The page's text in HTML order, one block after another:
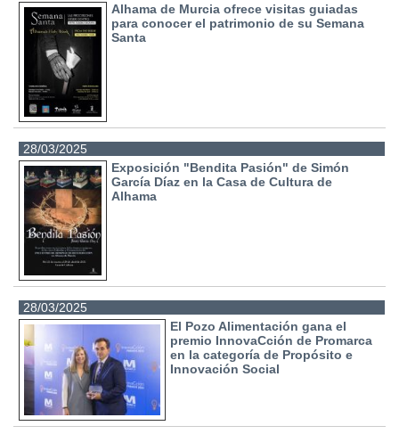
Alhama de Murcia ofrece visitas guiadas
para conocer el patrimonio de su Semana
Santa
28/03/2025
Exposición "Bendita Pasión" de Simón
García Díaz en la Casa de Cultura de
Alhama
28/03/2025
El Pozo Alimentación gana el
premio InnovaCción de Promarca
en la categoría de Propósito e
Innovación Social